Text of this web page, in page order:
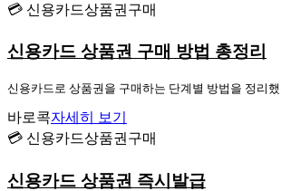
💳 신용카드상품권구매
신용카드 상품권 구매 방법 총정리
신용카드로 상품권을 구매하는 단계별 방법을 정리
바로콕자세히 보기
💳 신용카드상품권구매
신용카드 상품권 즉시발급